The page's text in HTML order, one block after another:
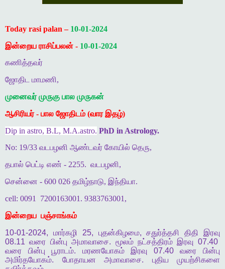
Today rasi palan – 10-01-2024
இன்றைய ராசிப்பலன் - 10-01-2024
கணித்தவர்
ஜோதிட மாமணி,
முனைவர் முருகு பால முருகன்
ஆசிரியர் - பால ஜோதிடம் (வார இதழ்)
Dip in astro, B.L, M.A.astro. PhD in Astrology.
No: 19/33 வடபழனி ஆண்டவர் கோயில் தெரு,
தபால் பெட்டி எண் - 2255. வடபழனி,
சென்னை - 600 026 தமிழ்நாடு, இந்தியா.
cell: 0091
7200163001. 9383763001,
இன்றைய பஞ்சாங்கம்
10-01-2024, மார்கழி 25, புதன்கிழமை,சதுர்த்தசி திதி
இரவு
08.11வரை பின்பு அமாவாசை. மூலம் நட்சத்திரம் இரவு 07.40
வரை
பின்பு பூராடம். மரணயோகம் இரவு 07.40வரை
பின்பு
அமிர்தயோகம். போதாயன அமாவாசை. புதிய
முயற்சிகளை